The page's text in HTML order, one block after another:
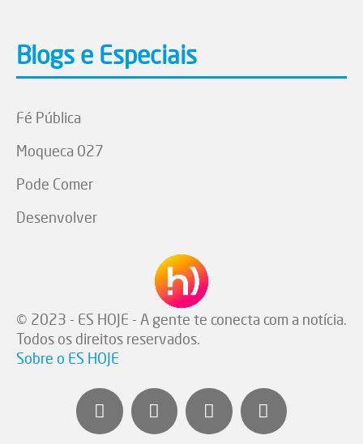
Blogs e Especiais
Fé Pública
Moqueca 027
Pode Comer
Desenvolver
© 2023 - ES HOJE - A gente te conecta com a notícia.
Todos os direitos reservados.
Sobre o ES HOJE